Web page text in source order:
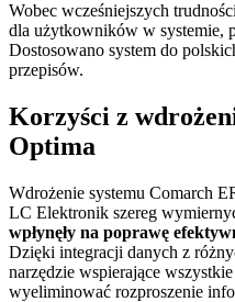
Wobec wcześniejszych
dla użytkowników w systemie,
Dostosowano system do
przepisów.
Korzyści z
Optima
Wdrożenie systemu Comarch
LC Elektronik szereg
wpłynęły na poprawę
Dzięki integracji danych z
narzędzie wspierające
wyeliminować rozproszenie